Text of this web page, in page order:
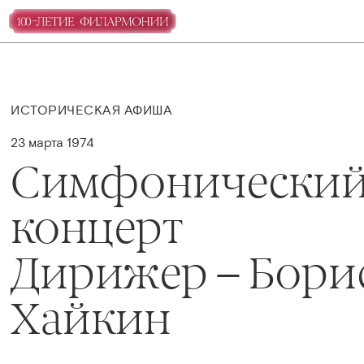
ИСТОРИЧЕСКАЯ АФИША
23 марта 1974
концерт
Дирижер –
Хайкин